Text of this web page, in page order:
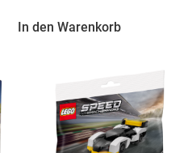
In den Warenkorb